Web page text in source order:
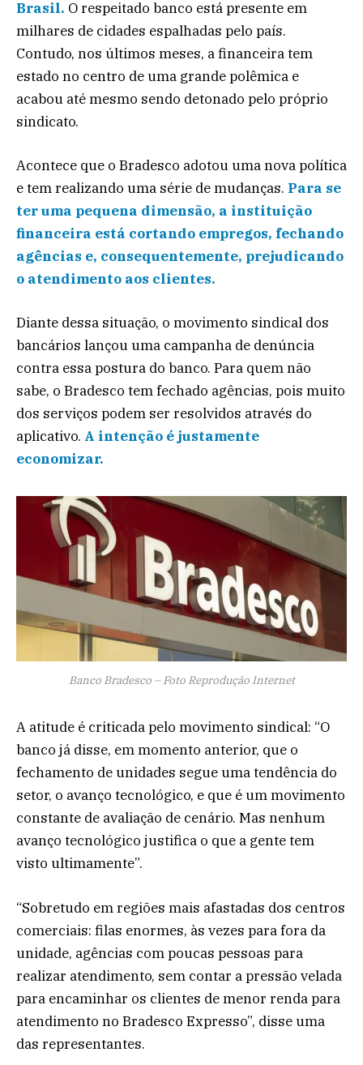
Brasil. O respeitado banco está presente em
milhares de cidades espalhadas pelo país.
Contudo, nos últimos meses, a financeira tem
estado no centro de uma grande polêmica e
acabou até mesmo sendo detonado pelo próprio
sindicato.
Acontece que o Bradesco adotou uma nova política
e tem realizando uma série de mudanças. Para se
ter uma pequena dimensão, a instituição
financeira está cortando empregos, fechando
agências e, consequentemente, prejudicando
o atendimento aos clientes.
Diante dessa situação, o movimento sindical dos
bancários lançou uma campanha de denúncia
contra essa postura do banco. Para quem não
sabe, o Bradesco tem fechado agências, pois muito
dos serviços podem ser resolvidos através do
aplicativo. A intenção é justamente
economizar.
Banco Bradesco – Foto Reprodução Internet
A atitude é criticada pelo movimento sindical: “O
banco já disse, em momento anterior, que o
fechamento de unidades segue uma tendência do
setor, o avanço tecnológico, e que é um movimento
constante de avaliação de cenário. Mas nenhum
avanço tecnológico justifica o que a gente tem
visto ultimamente”.
“Sobretudo em regiões mais afastadas dos centros
comerciais: filas enormes, às vezes para fora da
unidade, agências com poucas pessoas para
realizar atendimento, sem contar a pressão velada
para encaminhar os clientes de menor renda para
atendimento no Bradesco Expresso”, disse uma
das representantes.